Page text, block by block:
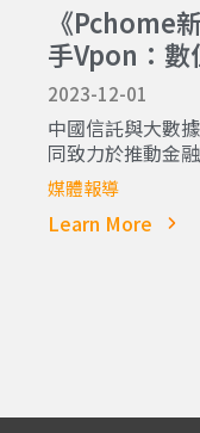
《Pchome
手Vpon：數
2023-12-01
中國信託與大數
同致力於推動金
媒體報導
Learn More